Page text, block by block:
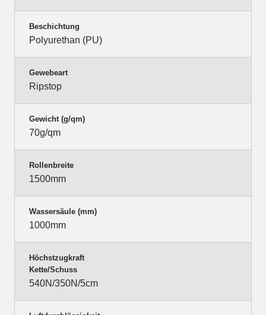
Beschichtung
Polyurethan (PU)
Gewebeart
Ripstop
Gewicht (g/qm)
70g/qm
Rollenbreite
1500mm
Wassersäule (mm)
1000mm
Höchstzugkraft
Kette/Schuss
540N/350N/5cm